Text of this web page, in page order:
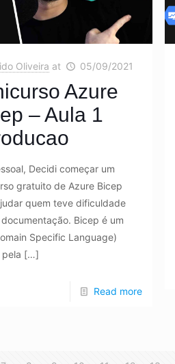
Oliveira at 05/09/2021
Azure
– Aula 1
Decidi começar um
gratuito de Azure Bicep
quem teve dificuldade
Bicep é um
Specific Language)
[…]
Read more